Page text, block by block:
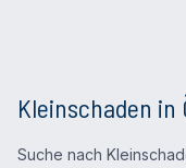
Kleinschaden in
Suche nach